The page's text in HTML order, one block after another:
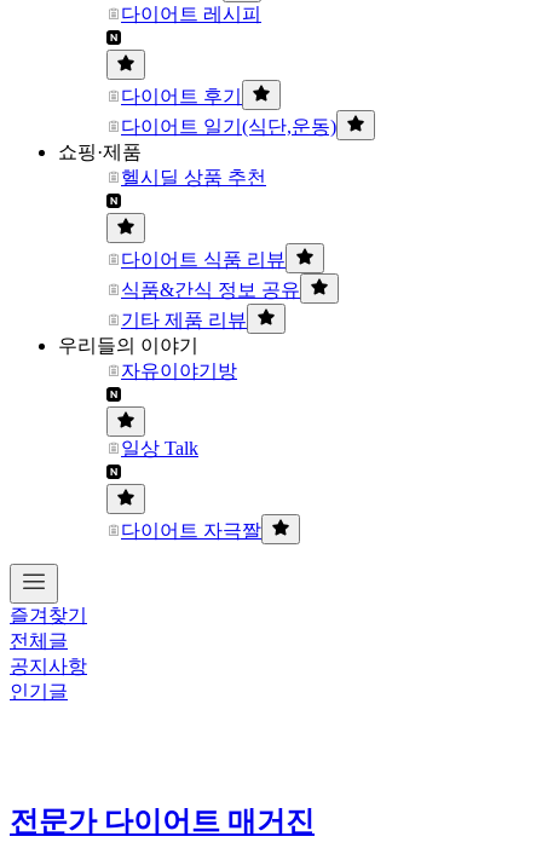
다이어트 레시피
다이어트 후기
다이어트 일기(식단,운동)
쇼핑·제품
헬시딜 상품 추천
다이어트 식품 리뷰
식품&간식 정보 공유
기타 제품 리뷰
우리들의 이야기
자유이야기방
일상 Talk
다이어트 자극짤
즐겨찾기
전체글
공지사항
인기글
전문가 다이어트 매거진